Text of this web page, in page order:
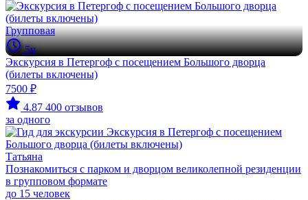
Групповая
5ч
Экскурсия в Петергоф с посещением Большого дворца
(билеты включены)
7500 ₽
4.87 400 отзывов
за одного
Татьяна
Познакомиться с парком и дворцом великолепной резиденции
в групповом формате
до 15 человек